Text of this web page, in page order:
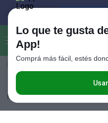
Buscar...
Seleccioná el método de entrega
Lo que te gusta
App!
Comprá más fácil, estés
Cuidado Para La Ropa
para Ropa Oscura 900 Ml Woolite
Términos más buscados
.